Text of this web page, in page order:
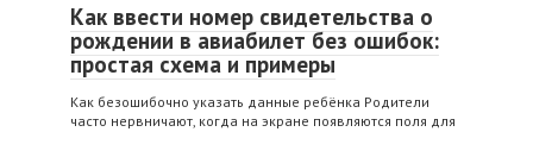
Как ввести номер свидетельства о
рождении в авиабилет без ошибок:
простая схема и примеры
Как безошибочно указать данные ребёнка Родители
часто нервничают, когда на экране появляются поля для